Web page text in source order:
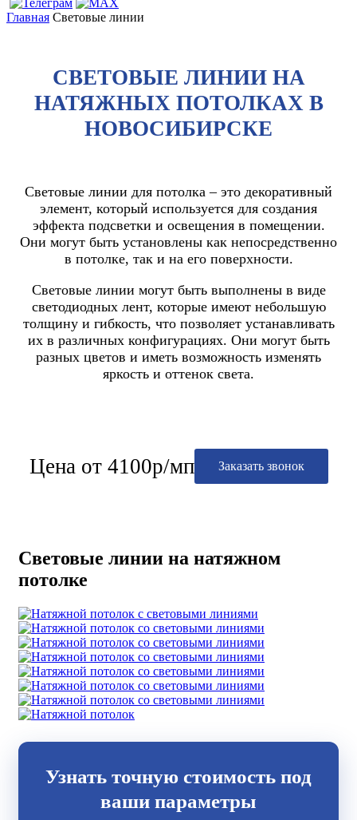
Главная Световые линии
СВЕТОВЫЕ ЛИНИИ НА
НАТЯЖНЫХ ПОТОЛКАХ В
НОВОСИБИРСКЕ
Световые линии для потолка – это декоративный
элемент, который используется для создания
эффекта подсветки и освещения в помещении.
Они могут быть установлены как непосредственно
в потолке, так и на его поверхности.
Световые линии могут быть выполнены в виде
светодиодных лент, которые имеют небольшую
толщину и гибкость, что позволяет устанавливать
их в различных конфигурациях. Они могут быть
разных цветов и иметь возможность изменять
яркость и оттенок света.
Цена от 4100р/мп Заказать звонок
Световые линии на натяжном
потолке
Узнать точную стоимость под
ваши параметры